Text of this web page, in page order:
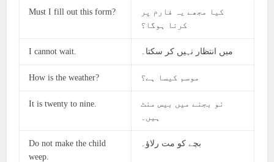
Must I fill out this form?
کیا مجھے یہ فارم پر
کرنا ہوگا؟
I cannot wait. میں انتظار نہیں کر سکتا۔
How is the weather? موسم کیسا ہے؟
It is twenty to nine.
نو بجنے میں بیس منٹ
ہیں۔
Do not make the child
weep.
بچے کو مت رلاؤ۔